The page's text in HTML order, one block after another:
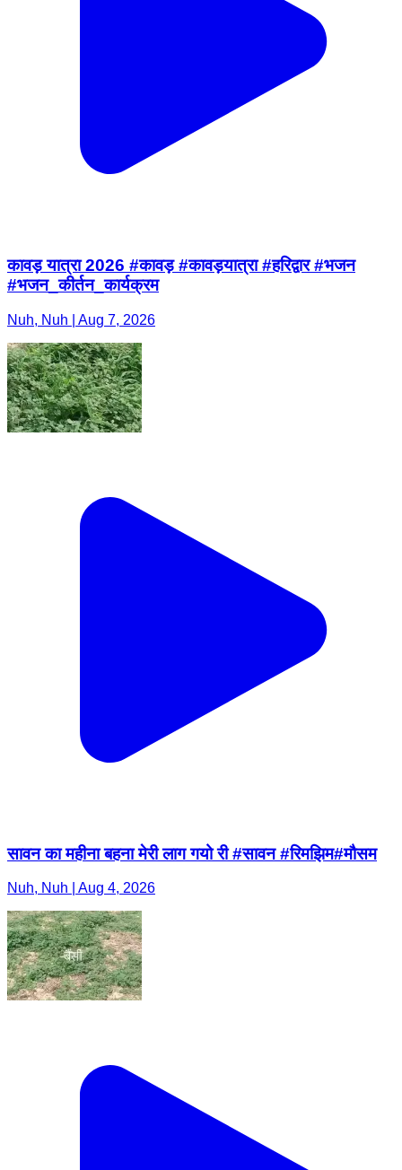
कावड़ यात्रा 2026 #कावड़ #कावड़यात्रा #हरिद्वार #भजन
#भजन_कीर्तन_कार्यक्रम
Nuh, Nuh | Aug 7, 2026
सावन का महीना बहना मेरी लाग गयो री #सावन #रिमझिम#मौसम
Nuh, Nuh | Aug 4, 2026